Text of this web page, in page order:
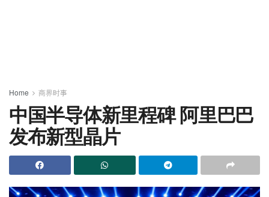
Home 商界时事
中国半导体新里程碑 阿里巴巴
发布新型晶片